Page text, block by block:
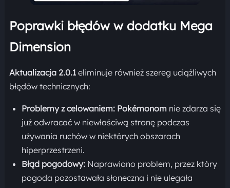
Poprawki błędów w dodatku Mega
Dimension
Aktualizacja 2.0.1eliminuje również szereg uciążliwych
błędów technicznych:
Problemy z celowaniem: Pokémonomnie zdarza się
już odwracać w niewłaściwą stronę podczas
używania ruchów w niektórych obszarach
hiperprzestrzeni.
Błąd pogodowy:Naprawiono problem, przez który
pogoda pozostawała słoneczna i nie ulegała